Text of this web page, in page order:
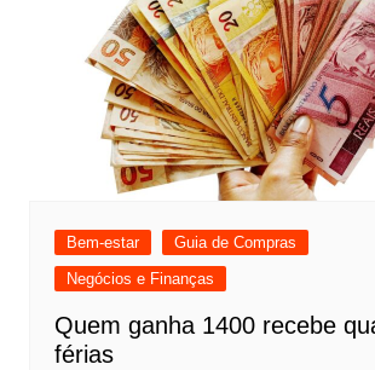
Bem-estar
Guia de Compras
Negócios e Finanças
Quem ganha 1400 recebe
férias